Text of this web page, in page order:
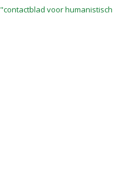
voor humanistisch